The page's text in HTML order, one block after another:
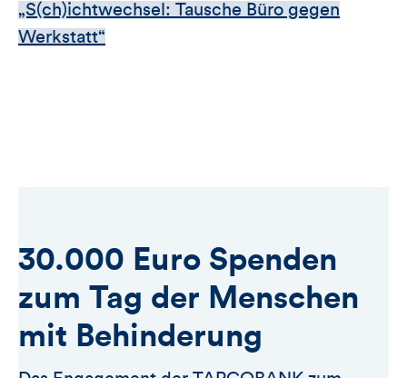
„S(ch)ichtwechsel: Tausche Büro gegen
Werkstatt“
30.000 Euro Spenden
zum Tag der Menschen
mit Behinderung